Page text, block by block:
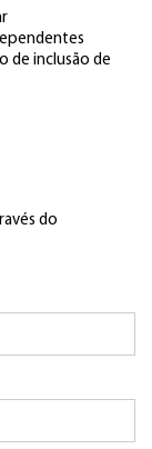
de inclusão de
do